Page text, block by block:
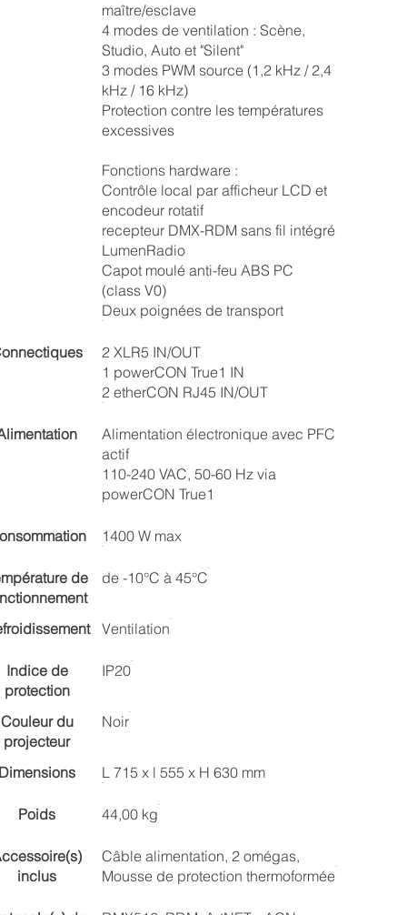
maître/esclave
4 modes de ventilation : Scène,
Studio, Auto et "Silent"
3 modes PWM source (1,2 kHz / 2,4
kHz / 16 kHz)
Protection contre les températures
excessives
Fonctions hardware :
Contrôle local par afficheur LCD et
encodeur rotatif
recepteur DMX-RDM sans fil intégré
LumenRadio
Capot moulé anti-feu ABS PC
(class V0)
Deux poignées de transport
2 XLR5 IN/OUT
1 powerCON True1 IN
2 etherCON RJ45 IN/OUT
Alimentation électronique avec PFC
actif
110-240 VAC, 50-60 Hz via
powerCON True1
1400 W max
de
de -10°C à 45°C
Ventilation
Indice de
protection
IP20
Couleur du
projecteur
Noir
L 715 x l 555 x H 630 mm
Poids 44,00 kg
inclus
Câble alimentation, 2 omégas,
Mousse de protection thermoformée